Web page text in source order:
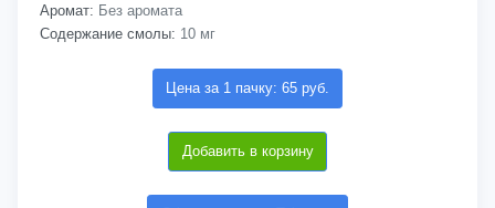
Аромат: Без аромата
Содержание смолы: 10 мг
Цена за 1 пачку: 65 руб.
Добавить в корзину